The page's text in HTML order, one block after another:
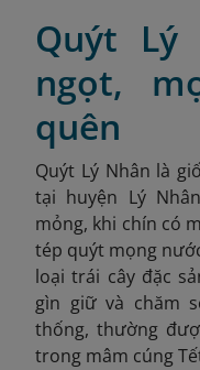
Quýt Lý
ngọt,
quên
Quýt Lý Nhân là
tại huyện Lý
mỏng, khi chín có
tép quýt mọng
loại trái cây đặc
gìn giữ và chăm
thống, thường
trong mâm cúng